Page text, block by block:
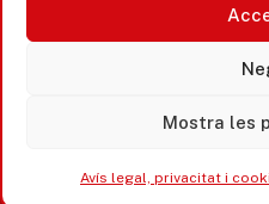
Mostra les
Avís legal, privacitat i
Castell d’Aro · Platja d’Aro ·
365